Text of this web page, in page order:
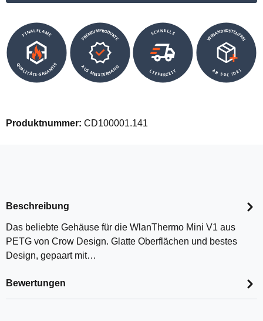
FINALFLAME
QUALITÄTS-GARANTIE
PREMIUMPRODUKTE
AUS MEISTERHAND
SCHNELLE
LIEFERZEIT
VERSANDKOSTENFREI
AB 50€ (DE)
Produktnummer: CD100001.141
Beschreibung
Das beliebte Gehäuse für die WlanThermo Mini V1 aus
PETG von Crow Design. Glatte Oberflächen und bestes
Design, gepaart mit…
Bewertungen